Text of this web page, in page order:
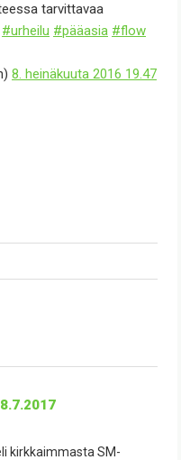
tarvittavaa
#urheilu #pääasia #flow
8. heinäkuuta 2016 19.47
kirkkaimmasta SM-